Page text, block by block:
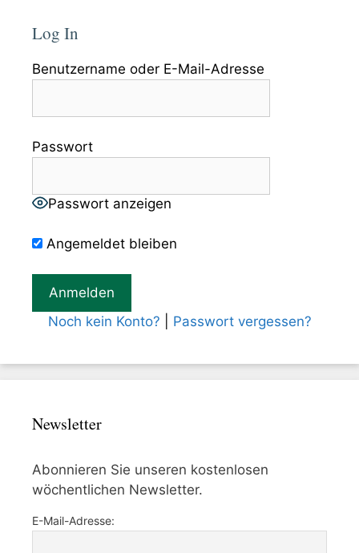
Log In
Benutzername oder E-Mail-Adresse
Passwort
Passwort anzeigen
Angemeldet bleiben
Noch kein Konto? Passwort vergessen?
Newsletter
Abonnieren Sie unseren kostenlosen
wöchentlichen Newsletter.
E-Mail-Adresse: